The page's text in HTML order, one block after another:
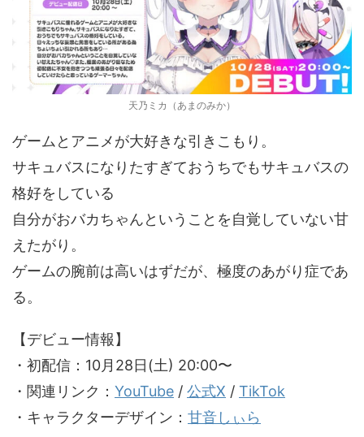
天乃ミカ（あまのみか）
ゲームとアニメが大好きな引きこもり。
サキュバスになりたすぎておうちでもサキュバスの
格好をしている
自分がおバカちゃんということを自覚していない甘
えたがり。
ゲームの腕前は高いはずだが、極度のあがり症であ
る。
【デビュー情報】
・初配信：10月28日(土) 20:00〜
・関連リンク： YouTube / 公式X / TikTok
・キャラクターデザイン： 甘音しぃら